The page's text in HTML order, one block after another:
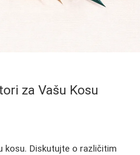
za Vašu Kosu
kosu. Diskutujte o različitim